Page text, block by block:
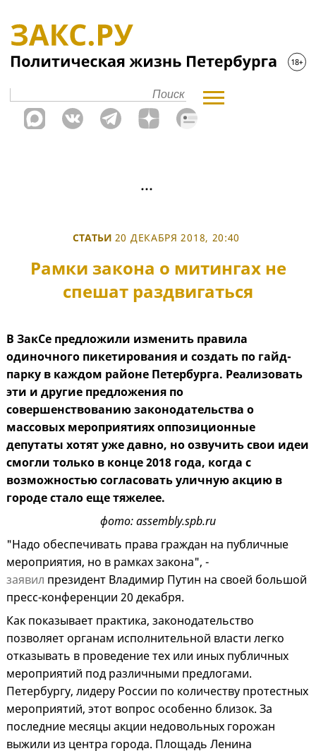
СТАТЬИ 20 ДЕКАБРЯ 2018, 20:40
Рамки закона о митингах не
спешат раздвигаться
В ЗакСе предложили изменить правила
одиночного пикетирования и создать по гайд-
парку в каждом районе Петербурга. Реализовать
эти и другие предложения по
совершенствованию законодательства о
массовых мероприятиях оппозиционные
депутаты хотят уже давно, но озвучить свои идеи
смогли только в конце 2018 года, когда с
возможностью согласовать уличную акцию в
городе стало еще тяжелее.
фото: assembly.spb.ru
"Надо обеспечивать права граждан на публичные
мероприятия, но в рамках закона", -
заявил президент Владимир Путин на своей большой
пресс-конференции 20 декабря.
Как показывает практика, законодательство
позволяет органам исполнительной власти легко
отказывать в проведение тех или иных публичных
мероприятий под различными предлогами.
Петербургу, лидеру России по количеству протестных
мероприятий, этот вопрос особенно близок. За
последние месяцы акции недовольных горожан
выжили из центра города. Площадь Ленина